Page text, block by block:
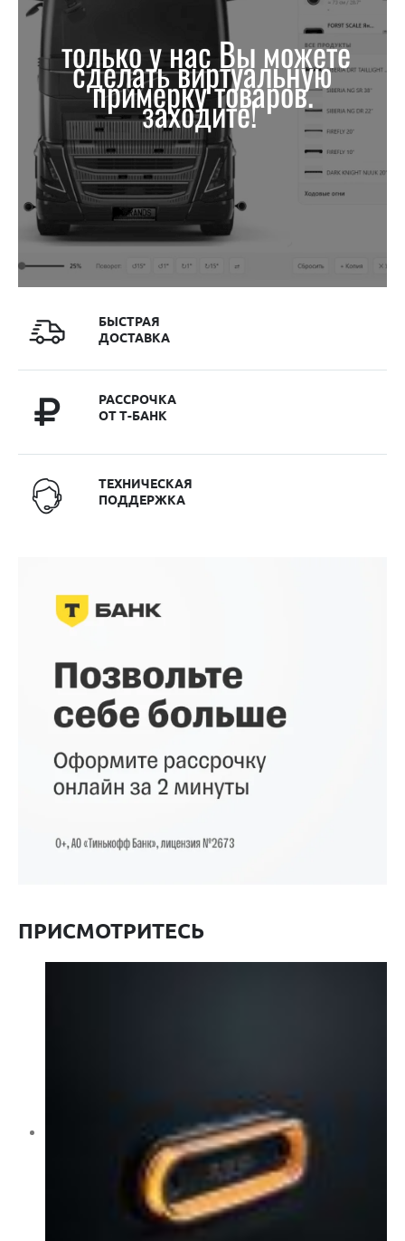
только у нас Вы можете
сделать виртуальную
примерку товаров.
заходите!
БЫСТРАЯ
ДОСТАВКА
РАССРОЧКА
ОТ Т-БАНК
ТЕХНИЧЕСКАЯ
ПОДДЕРЖКА
ПРИСМОТРИТЕСЬ